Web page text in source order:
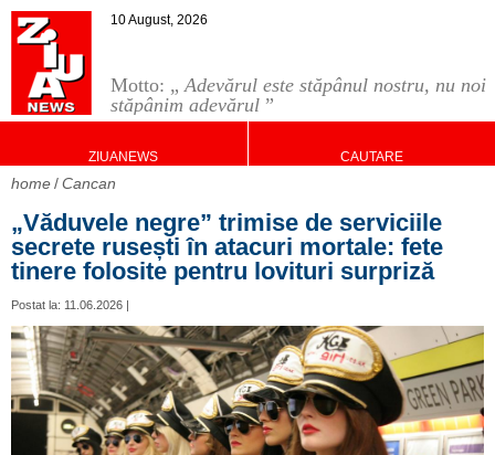
Motto: „Adevărul este stăpânul nostru, nu noi
stăpânim adevărul ”
10 August, 2026
ZIUANEWS CAUTARE
home Cancan
„Văduvele negre” trimise de serviciile
secrete rusești în atacuri mortale: fete
tinere folosite pentru lovituri surpriză
Postat la: 11.06.2026 |